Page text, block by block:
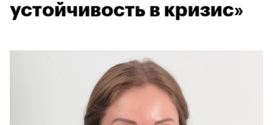
устойчивость в кризис»